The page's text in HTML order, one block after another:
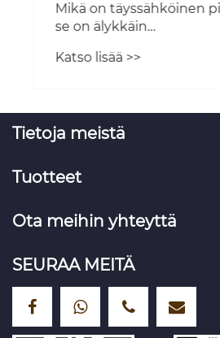
Mikä on täyssähköinen
se on älykkäin
nykyaikaisissa varastoissa
Katso lisää >>
Tietoja meistä
Tuotteet
Ota meihin yhteyttä
SEURAA MEITÄ